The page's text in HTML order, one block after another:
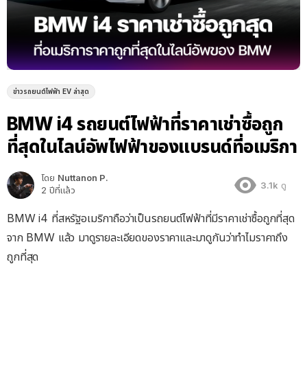
ข่าวรถยนต์ไฟฟ้า EV ล่าสุด
BMW i4 รถยนต์ไฟฟ้าที่ราคาเช่าซื้อถูก
ที่สุดในไลน์อัพไฟฟ้าของแบรนด์ที่อเมริกา
โดย Nuttanon P.
2 ปีที่แล้ว
3.1k ดู
BMW i4 ที่สหรัฐอเมริกาถือว่าเป็นรถยนต์ไฟฟ้าที่มีราคาเช่าซื้อถูกที่สุด
จาก BMW แล้ว มาดูรายละเอียดของราคาและมาดูกันว่าทำไมราคาถึง
ถูกที่สุด